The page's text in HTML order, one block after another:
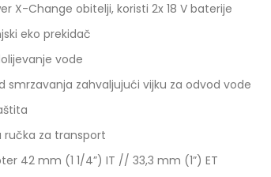
X-Change obitelji, koristi 2x 18 V baterije
eko prekidač
vode
smrzavanja zahvaljujući vijku za odvod vode
ručka za transport
42 mm (1 1/4”) IT // 33,3 mm (1”) ET